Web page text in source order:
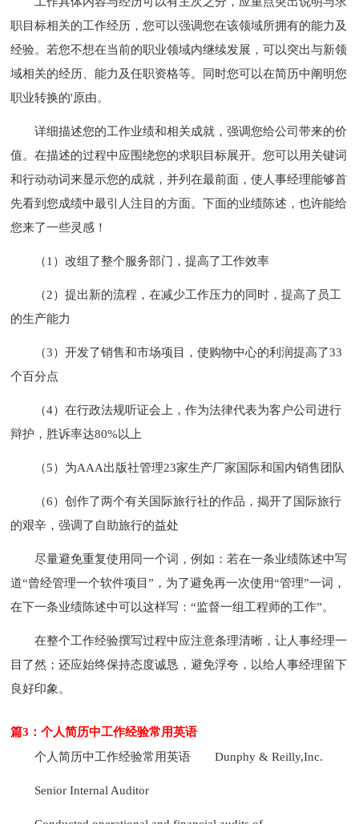
职目标相关的工作经历，您可以强调您在该领域所拥有的能力及
经验。若您不想在当前的职业领域内继续发展，可以突出与新领
域相关的经历、能力及任职资格等。同时您可以在简历中阐明您
职业转换的'原由。
详细描述您的工作业绩和相关成就，强调您给公司带来的价
值。在描述的过程中应围绕您的求职目标展开。您可以用关键词
和行动动词来显示您的成就，并列在最前面，使人事经理能够首
先看到您成绩中最引人注目的方面。下面的业绩陈述，也许能给
您来了一些灵感！
（1）改组了整个服务部门，提高了工作效率
（2）提出新的流程，在减少工作压力的同时，提高了员工
的生产能力
（3）开发了销售和市场项目，使购物中心的利润提高了33
个百分点
（4）在行政法规听证会上，作为法律代表为客户公司进行
辩护，胜诉率达80%以上
（5）为AAA出版社管理23家生产厂家国际和国内销售团队
（6）创作了两个有关国际旅行社的作品，揭开了国际旅行
的艰辛，强调了自助旅行的益处
尽量避免重复使用同一个词，例如：若在一条业绩陈述中写
道“曾经管理一个软件项目”，为了避免再一次使用“管理”一词，
在下一条业绩陈述中可以这样写：“监督一组工程师的工作”。
在整个工作经验撰写过程中应注意条理清晰，让人事经理一
目了然；还应始终保持态度诚恳，避免浮夸，以给人事经理留下
良好印象。
篇3：个人简历中工作经验常用英语
个人简历中工作经验常用英语
Dunphy & Reilly,Inc.
Senior Internal Auditor